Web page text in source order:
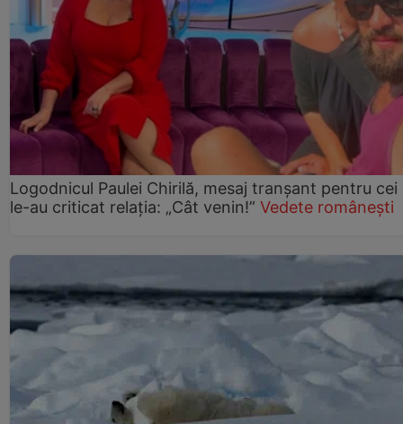
Logodnicul Paulei Chirilă, mesaj tranșant pentru cei
le-au criticat relația: „Cât venin!” Vedete românești